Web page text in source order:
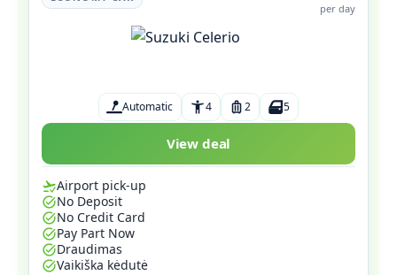
per day
Automatic 4 2 5
View deal
Airport pick-up
No Deposit
No Credit Card
Pay Part Now
Draudimas
Vaikiška kėdutė